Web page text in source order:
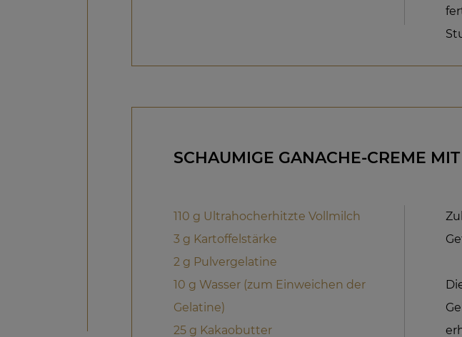
SCHAUMIGE GANACHE-CREME
110 g Ultrahocherhitzte Vollmilch
3 g Kartoffelstärke
2 g Pulvergelatine
10 g Wasser (zum Einweichen der
Gelatine)
25 g Kakaobutter